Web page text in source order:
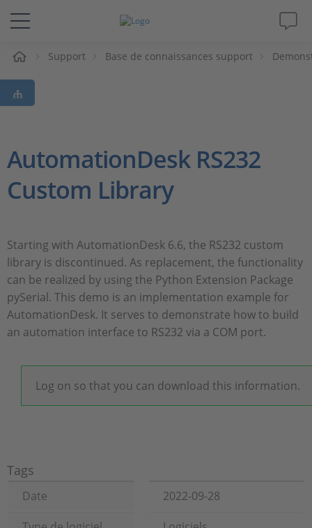
Solutions & Produits
Support
Société
Support Base de connaissances support
AutomationDesk RS232
Custom Library
Starting with AutomationDesk 6.6, the RS232 custom
library is discontinued. As replacement, the functionality
can be realized by using the Python Extension Package
pySerial. This demo is an implementation example for
AutomationDesk. It serves to demonstrate how to build
an automation interface to RS232 via a COM port.
Log on so that you can download this information.
Tags
Date
2022-09-28